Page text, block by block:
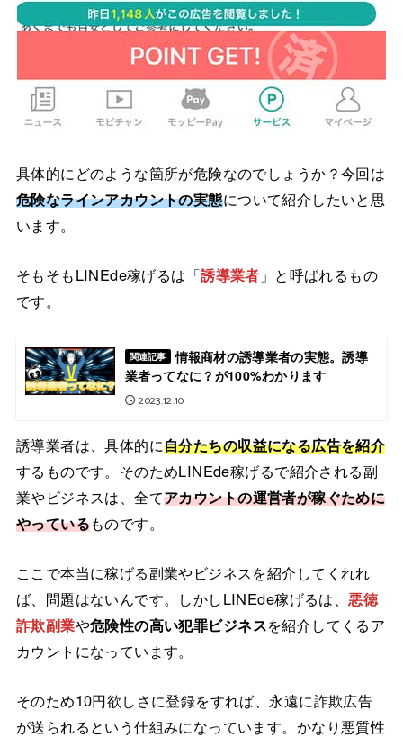
具体的にどのような箇所が危険なのでしょうか？今回は
危険なラインアカウントの実態について紹介したいと思
います。
そもそもLINEde稼げるは「誘導業者 」と呼ばれるもの
です。
関連記事
情報商材の誘導業者の実態。誘導
業者ってなに？が100%わかります
2023.12.10
誘導業者は、具体的に自分たちの収益になる広告を紹介
するものです。そのためLINEde稼げるで紹介される副
業やビジネスは、全てアカウントの運営者が稼ぐために
やっているものです。
ここで本当に稼げる副業やビジネスを紹介してくれれ
ば、問題はないんです。しかしLINEde稼げるは、悪徳
詐欺副業や危険性の高い犯罪ビジネスを紹介してくるア
カウントになっています。
そのため10円欲しさに登録をすれば、永遠に詐欺広告
が送られるという仕組みになっています。かなり悪質性